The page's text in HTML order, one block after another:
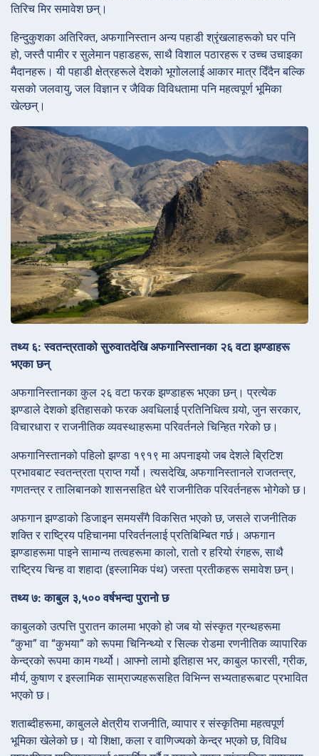
तिरिच मिर समावेश छन्।
हिन्दुकुशका अतिरिक्त, अफगानिस्तान अन्य पहाडी श्रृंखलाहरूको घर पनि
हो, जस्तै पामीर र सुलेमान पहाडहरू, साथै विशाल पठारहरू र उच्च उचाइका
मैदानहरू। यी पहाडी क्षेत्रहरूले देशको भूगोललाई आकार मात्र दिँदैन बल्कि
यसको जलवायु, जल विज्ञान र जैविक विविधतामा पनि महत्वपूर्ण भूमिका
खेल्छन्।
तथ्य ६: स्वतन्त्रताको सुरुवातदेखि अफगानिस्तानका २६ वटा झण्डाहरू
भएका छन्
अफगानिस्तानका कुल २६ वटा फरक झण्डाहरू भएका छन्। प्रत्येक
झण्डाले देशको इतिहासको फरक अवधिलाई प्रतिनिधित्व गर्‍यो, जुन सरकार,
विचारधारा र राजनीतिक व्यवस्थाहरूमा परिवर्तनले चिन्हित गरेको छ।
अफगानिस्तानको पहिलो झण्डा १९१९ मा अपनाइयो जब देशले ब्रिटिश
प्रभावबाट स्वतन्त्रता प्राप्त गर्यो। त्यसदेखि, अफगानिस्तानले राजतन्त्र,
गणतन्त्र र तालिबानको शासनसहित धेरै राजनीतिक परिवर्तनहरू भोगेको छ।
अफगान झण्डाको डिजाइन समयसँगै विकसित भएको छ, जसले राजनीतिक
शक्ति र राष्ट्रिय पहिचानमा परिवर्तनलाई प्रतिबिम्बित गर्छ। अफगान
झण्डाहरूमा पाइने सामान्य तत्वहरूमा कालो, रातो र हरियो रंगहरू, साथै
राष्ट्रिय चिन्ह वा शहादा (इस्लामिक पंथ) जस्ता प्रतीकहरू समावेश छन्।
तथ्य ७: काबुल ३,५०० वर्षभन्दा पुरानो छ
काबुलको उत्पत्ति पुरातन कालमा भएको हो जब यो संस्कृत ग्रन्थहरूमा
“कुभा” वा “कुभया” को रूपमा चिनिन्थ्यो र सिल्क रोडमा रणनीतिक व्यापारिक
केन्द्रको रूपमा काम गर्थ्यो। आफ्नो लामो इतिहास भर, काबुल फारसी, ग्रीक,
मौर्य, कुषाण र इस्लामिक साम्राज्यहरूसहित विभिन्न सभ्यताहरूबाट प्रभावित
भएको छ।
शताब्दीहरूमा, काबुलले क्षेत्रीय राजनीति, व्यापार र संस्कृतिमा महत्वपूर्ण
भूमिका खेलेको छ। यो शिक्षा, कला र वाणिज्यको केन्द्र भएको छ, विविध